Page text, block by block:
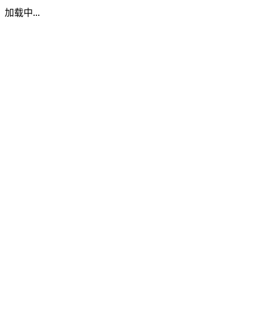
加载中...